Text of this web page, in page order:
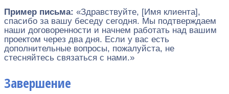
Пример письма: «Здравствуйте, [Имя клиента],
спасибо за вашу беседу сегодня. Мы подтверждаем
наши договоренности и начнем работать над вашим
проектом через два дня. Если у вас есть
дополнительные вопросы, пожалуйста, не
стесняйтесь связаться с нами.»
Завершение